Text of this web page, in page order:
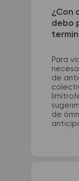
¿Con
debo
Para
de
de